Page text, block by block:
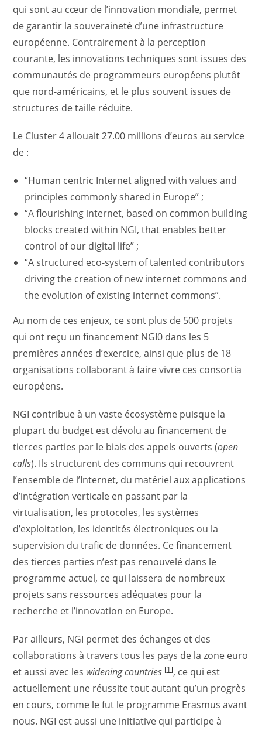
qui sont au cœur de l’innovation mondiale, permet
de garantir la souveraineté d’une infrastructure
européenne. Contrairement à la perception
courante, les innovations techniques sont issues des
communautés de programmeurs européens plutôt
que nord-américains, et le plus souvent issues de
structures de taille réduite.
Le Cluster 4 allouait 27.00 millions d’euros au service
de :
“Human centric Internet aligned with values and
principles commonly shared in Europe” ;
“A flourishing internet, based on common building
blocks created within NGI, that enables better
control of our digital life” ;
“A structured eco-system of talented contributors
driving the creation of new internet commons and
the evolution of existing internet commons”.
Au nom de ces enjeux, ce sont plus de 500 projets
qui ont reçu un financement NGI0 dans les 5
premières années d’exercice, ainsi que plus de 18
organisations collaborant à faire vivre ces consortia
européens.
NGI contribue à un vaste écosystème puisque la
plupart du budget est dévolu au financement de
tierces parties par le biais des appels ouverts (open
calls). Ils structurent des communs qui recouvrent
l’ensemble de l’Internet, du matériel aux applications
d’intégration verticale en passant par la
virtualisation, les protocoles, les systèmes
d’exploitation, les identités électroniques ou la
supervision du trafic de données. Ce financement
des tierces parties n’est pas renouvelé dans le
programme actuel, ce qui laissera de nombreux
projets sans ressources adéquates pour la
recherche et l’innovation en Europe.
Par ailleurs, NGI permet des échanges et des
collaborations à travers tous les pays de la zone euro
et aussi avec les widening countries [1], ce qui est
actuellement une réussite tout autant qu’un progrès
en cours, comme le fut le programme Erasmus avant
nous. NGI est aussi une initiative qui participe à